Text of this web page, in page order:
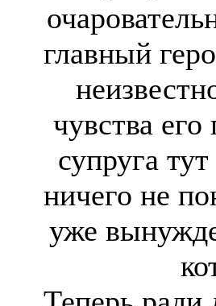
главный
чувства
супруга
ничего не
уже